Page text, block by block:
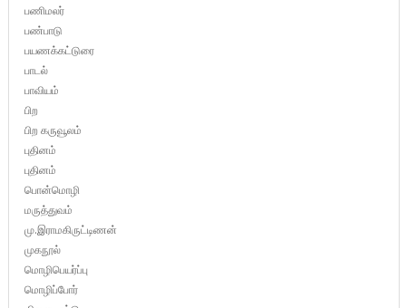
பணிமலர்
பண்பாடு
பயணக்கட்டுரை
பாடல்
பாவியம்
பிற
பிற கருவூலம்
புதினம்
புதினம்
பொன்மொழி
மருத்துவம்
மு.இராமகிருட்டிணன்
முகநூல்
மொழிபெயர்ப்பு
மொழிப்போர்